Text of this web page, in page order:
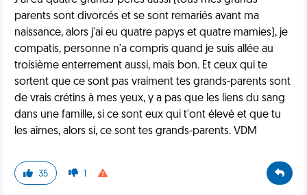
parents sont divorcés et se sont remariés avant ma
naissance, alors j'ai eu quatre papys et quatre mamies), je
compatis, personne n'a compris quand je suis allée au
troisième enterrement aussi, mais bon. Et ceux qui te
sortent que ce sont pas vraiment tes grands-parents sont
de vrais crétins à mes yeux, y a pas que les liens du sang
dans une famille, si ce sont eux qui t'ont élevé et que tu
les aimes, alors si, ce sont tes grands-parents. VDM
35 1